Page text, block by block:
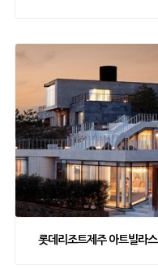
롯데리조트제주 아트빌라스